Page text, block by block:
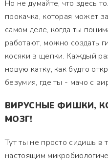
Но не думайте, что здесь
прокачка, которая может
самом деле, когда ты
работают, можно создать
косяки в щепки. Каждый
новую катку, как будто
безумия, где ты - мачо с
ВИРУСНЫЕ ФИШКИ,
МОЗГ!
Тут ты не просто сидишь в
настоящим